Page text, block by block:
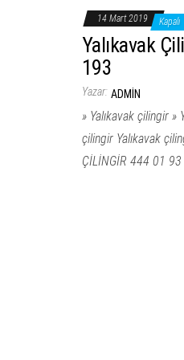
14 Mart 2019 Kapalı
Yalıkavak
193
Yazar: ADMIN
» Yalıkavak çilingir »
çilingir Yalıkavak
ÇİLİNGİR 444 01